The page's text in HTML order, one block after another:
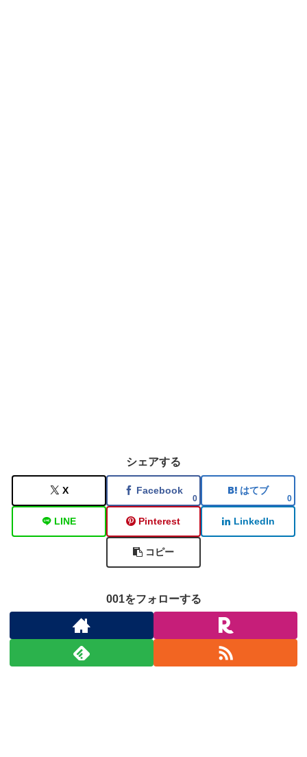
シェアする
X Facebook
0
はてブ
0
LINE Pinterest LinkedIn
コピー
001をフォローする